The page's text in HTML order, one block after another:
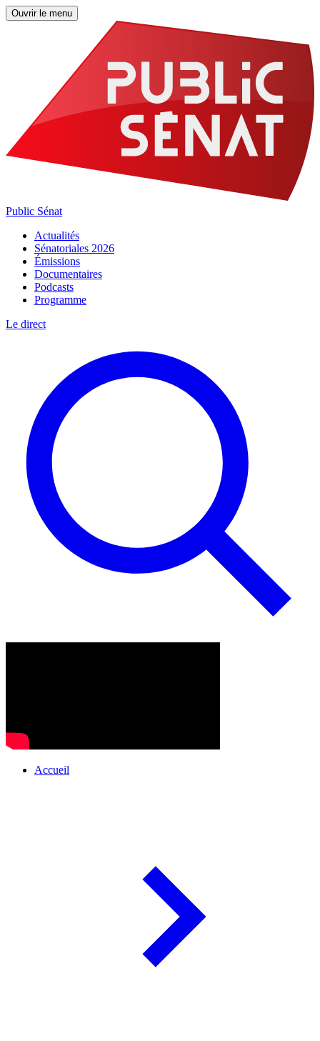
Ouvrir le menu
Public Sénat
Actualités
Sénatoriales 2026
Émissions
Documentaires
Podcasts
Programme
Le direct
Accueil